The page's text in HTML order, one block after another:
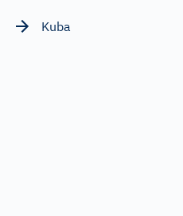
Kuba